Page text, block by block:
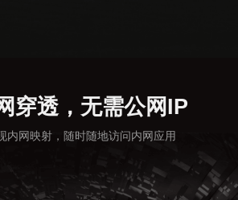
穿透，无需公网IP
内网映射，随时随地访问内网应用